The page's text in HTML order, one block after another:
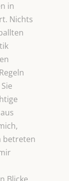
in
Nichts
betreten